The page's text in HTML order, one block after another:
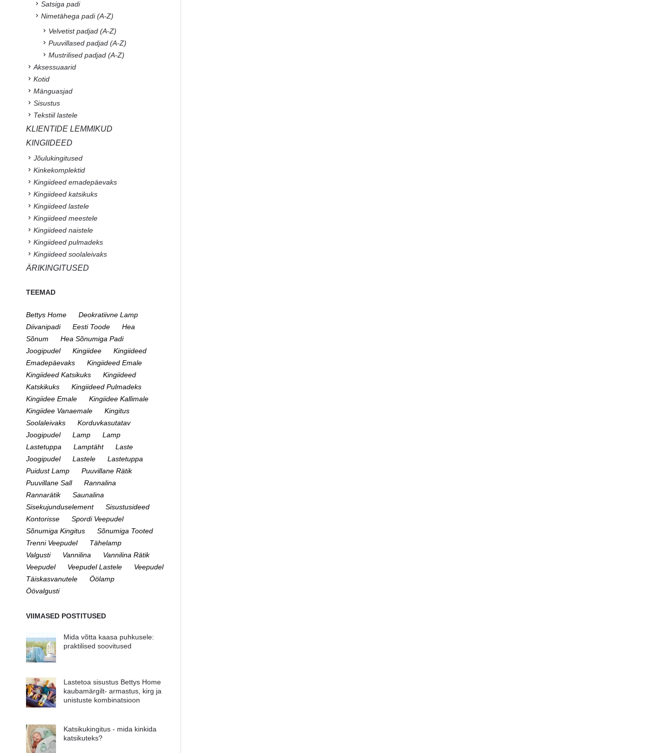
Satsiga padi
Nimetähega padi (A-Z)
Velvetist padjad (A-Z)
Puuvillased padjad (A-Z)
Mustrilised padjad (A-Z)
Aksessuaarid
Kotid
Mänguasjad
Sisustus
Tekstiil lastele
KLIENTIDE LEMMIKUD
KINGIIDEED
Jõulukingitused
Kinkekomplektid
Kingiideed emadepäevaks
Kingiideed katsikuks
Kingiideed lastele
Kingiideed meestele
Kingiideed naistele
Kingiideed pulmadeks
Kingiideed soolaleivaks
ÄRIKINGITUSED
TEEMAD
Bettys Home
Deokratiivne Lamp
Diivanipadi
Eesti Toode
Hea
Sõnum
Hea Sõnumiga Padi
Joogipudel
Kingiidee
Kingiideed
Emadepäevaks
Kingiideed Emale
Kingiideed Katsikuks
Kingiideed
Katskikuks
Kingiideed Pulmadeks
Kingiidee Emale
Kingiidee Kallimale
Kingiidee Vanaemale
Kingitus
Soolaleivaks
Korduvkasutatav
Joogipudel
Lamp
Lamp
Lastetuppa
Lamptäht
Laste
Joogipudel
Lastele
Lastetuppa
Puidust Lamp
Puuvillane Rätik
Puuvillane Sall
Rannalina
Rannarätik
Saunalina
Sisekujunduselement
Sisustusideed
Kontorisse
Spordi Veepudel
Sõnumiga Kingitus
Sõnumiga Tooted
Trenni Veepudel
Tähelamp
Valgusti
Vannilina
Vannilina Rätik
Veepudel
Veepudel Lastele
Veepudel
Täiskasvanutele
Öölamp
Öövalgusti
VIIMASED POSTITUSED
Mida võtta kaasa puhkusele:
praktilised soovitused
Lastetoa sisustus Bettys Home
kaubamärgilt- armastus, kirg ja
unistuste kombinatsioon
Katsikukingitus - mida kinkida
katsikuteks?